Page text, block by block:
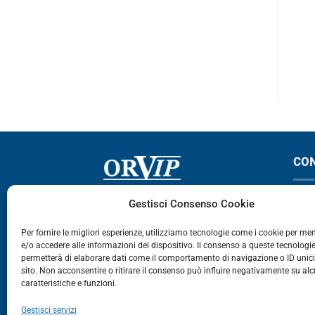
Gestisci Consenso Cookie
Per fornire le migliori esperienze, utilizziamo tecnologie come i cookie per
e/o accedere alle informazioni del dispositivo. Il consenso a queste
permetterà di elaborare dati come il comportamento di navigazione o ID
sito. Non acconsentire o ritirare il consenso può influire negativamente su
caratteristiche e funzioni.
Gestisci servizi
Via Germania, 9 - 35127